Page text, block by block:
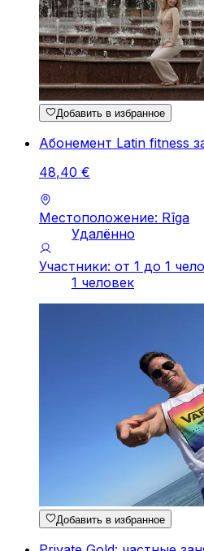
Добавить в избранное
Абонемент Latin fitness
48,40 €
Местоположение: Rīga
Удалённо
Участники: от 1 до 1
1 человек
Добавить в избранное